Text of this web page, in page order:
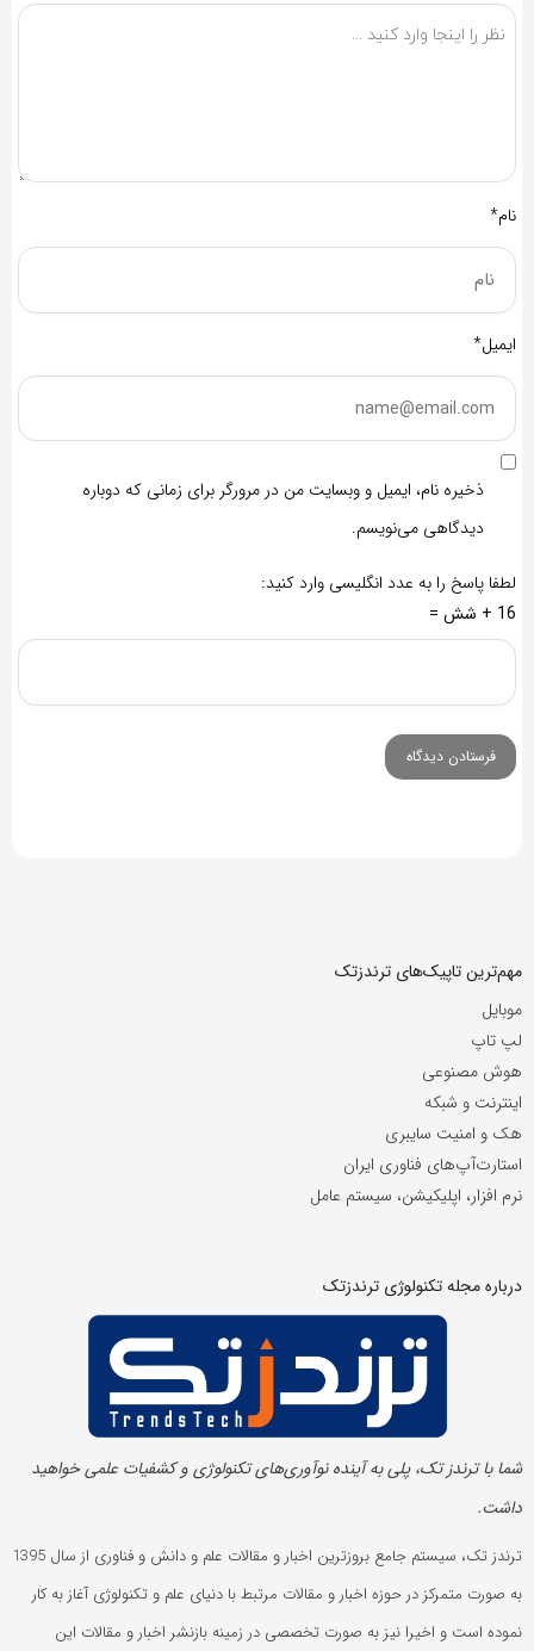
نام*
ایمیل*
ذخیره نام، ایمیل و وبسایت من در مرورگر برای زمانی که دوباره
دیدگاهی می‌نویسم.
لطفا پاسخ را به عدد انگلیسی وارد کنید:
16 + شش =
مهم‌ترین تاپیک‌های ترندزتک
موبایل
لپ تاپ
هوش مصنوعی
اینترنت و شبکه
هک و امنیت سایبری
استارت‌آپ‌های فناوری ایران
نرم افزار، اپلیکیشن، سیستم عامل
درباره مجله تکنولوژی ترندزتک
شما با ترندز تک، پلی به آینده‌ نوآوری‌های تکنولوژی و کشفیات علمی خواهید
داشت.
ترندز تک، سیستم جامع بروزترین اخبار و مقالات علم و دانش و فناوری از سال 1395
به صورت متمرکز در حوزه اخبار و مقالات مرتبط با دنیای علم و تکنولوژی آغاز به کار
نموده است و اخیرا نیز به صورت تخصصی در زمینه بازنشر اخبار و مقالات این